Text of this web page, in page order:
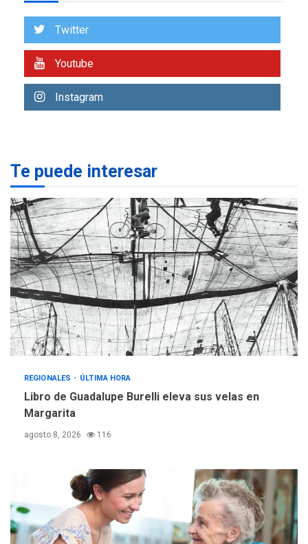
7
2
Margarita será sede de
para aprender a atender
adultos mayores
3
REGIONALES ÚLTIMA HORA
Mariño fortalece capacidad
operativa con flota
vehicular de 60 unidades
adquiridas en un año de
gestión
4
REGIONALES ÚLTIMA HORA
«Juan Bautista Arismendi» a
la altura de Macho Muerto
trabajan en diplomado para
creación y manejo de
estadísticas de turismo
Twitter
Youtube
Instagram
Te puede interesar
REGIONALES ÚLTIMA HORA
Libro de Guadalupe Burelli eleva sus velas en
Margarita
agosto 8, 2026 116